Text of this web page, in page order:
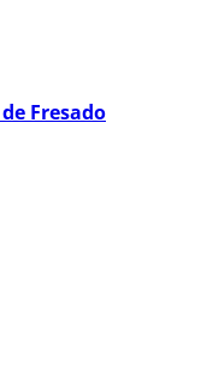
Fresado